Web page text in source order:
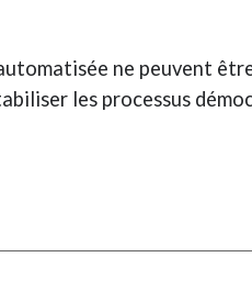
ne peuvent
les processus